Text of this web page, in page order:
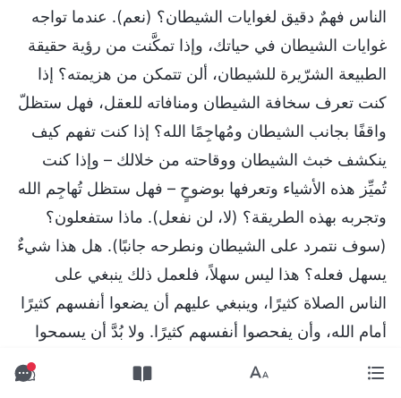
الناس فهمٌ دقيق لغوايات الشيطان؟ (نعم). عندما تواجه
غوايات الشيطان في حياتك، وإذا تمكَّنت من رؤية حقيقة
الطبيعة الشرّيرة للشيطان، ألن تتمكن من هزيمته؟ إذا
كنت تعرف سخافة الشيطان ومنافاته للعقل، فهل ستظلّ
واقفًا بجانب الشيطان ومُهاجِمًا الله؟ إذا كنت تفهم كيف
ينكشف خبث الشيطان ووقاحته من خلالك – وإذا كنت
تُميِّز هذه الأشياء وتعرفها بوضوحٍ – فهل ستظل تُهاجِم الله
وتجربه بهذه الطريقة؟ (لا، لن نفعل). ماذا ستفعلون؟
(سوف نتمرد على الشيطان ونطرحه جانبًا). هل هذا شيءٌ
يسهل فعله؟ هذا ليس سهلاً، فلعمل ذلك ينبغي على
الناس الصلاة كثيرًا، وينبغي عليهم أن يضعوا أنفسهم كثيرًا
أمام الله، وأن يفحصوا أنفسهم كثيرًا. ولا بُدَّ أن يسمحوا
الطريقة فقط سوف يحرِّر الناس أنفسهم تدريجيًّا من